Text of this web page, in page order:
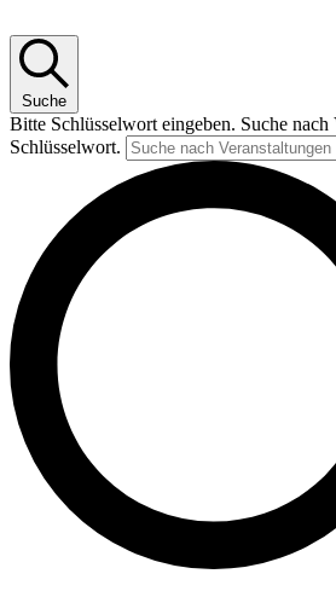
Suche
Bitte Schlüsselwort eingeben. Suche nach
Schlüsselwort.